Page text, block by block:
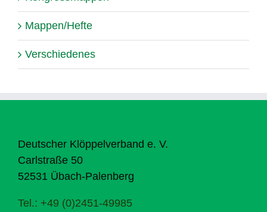
Mappen/Hefte
Verschiedenes
Deutscher Klöppelverband e. V.
Carlstraße 50
52531 Übach-Palenberg
Tel.: +49 (0)2451-49985